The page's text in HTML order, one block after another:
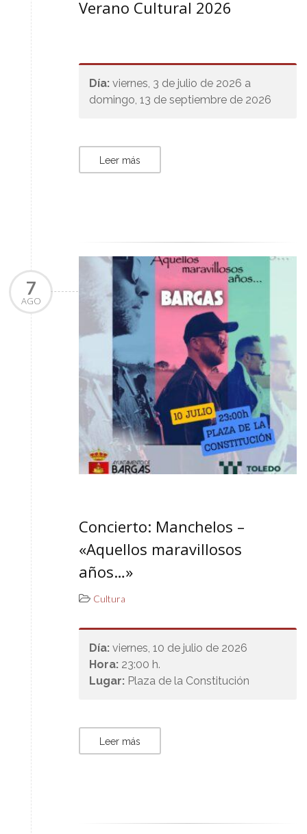
Verano Cultural 2026
Día: viernes, 3 de julio de 2026 a
domingo, 13 de septiembre de 2026
Leer más
7
AGO
Concierto: Manchelos –
«Aquellos maravillosos
años…»
Cultura
Día: viernes, 10 de julio de 2026
Hora: 23:00 h.
Lugar: Plaza de la Constitución
Leer más